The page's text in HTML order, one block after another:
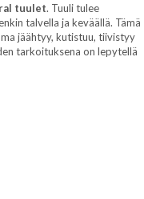
tuulet. Tuuli tulee
talvella ja keväällä. Tämä
jäähtyy, kutistuu, tiivistyy
tarkoituksena on lepytellä